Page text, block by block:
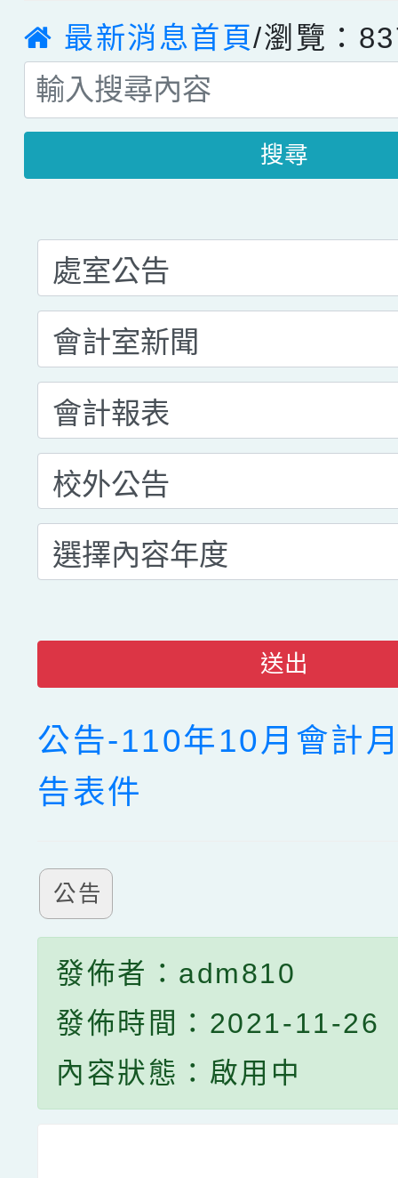
最新消息首頁/瀏覽：
搜尋
送出
公告-110年10月會計
告表件
公告
發佈者：adm810
發佈時間：2021-11-26
內容狀態：啟用中